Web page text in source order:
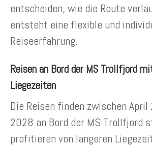
entscheiden, wie die Route
entsteht eine flexible und
Reiseerfahrung.
Reisen an Bord der MS Trollfjord
Liegezeiten
Die Reisen finden zwischen April
2028 an Bord der MS Trollfjord
profitieren von längeren